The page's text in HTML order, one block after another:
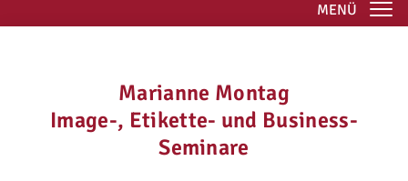
MENÜ
Marianne Montag
Image-, Etikette- und Business-
Seminare